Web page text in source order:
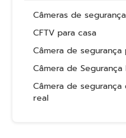
Câmeras de
CFTV para casa
Câmera de
Câmera de Segurança
Câmera de
real